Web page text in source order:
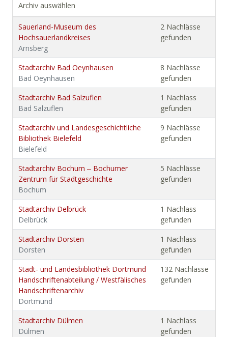
Archiv auswählen
Sauerland-Museum des
Hochsauerlandkreises
Arnsberg
2 Nachlässe
gefunden
Stadtarchiv Bad Oeynhausen
Bad Oeynhausen
8 Nachlässe
gefunden
Stadtarchiv Bad Salzuflen
Bad Salzuflen
1 Nachlass
gefunden
Stadtarchiv und Landesgeschichtliche
Bibliothek Bielefeld
Bielefeld
9 Nachlässe
gefunden
Stadtarchiv Bochum ‒ Bochumer
Zentrum für Stadtgeschichte
Bochum
5 Nachlässe
gefunden
Stadtarchiv Delbrück
Delbrück
1 Nachlass
gefunden
Stadtarchiv Dorsten
Dorsten
1 Nachlass
gefunden
Stadt- und Landesbibliothek Dortmund
Handschriftenabteilung / Westfälisches
Handschriftenarchiv
Dortmund
132 Nachlässe
gefunden
Stadtarchiv Dülmen
Dülmen
1 Nachlass
gefunden